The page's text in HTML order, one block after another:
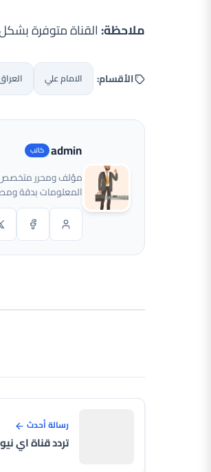
ملاحظة: القناة متوفرة
الأقسام: الامام علي
admin
مؤلف ومحرر متخصص
المعلومات بدقة
رسالة أحدث